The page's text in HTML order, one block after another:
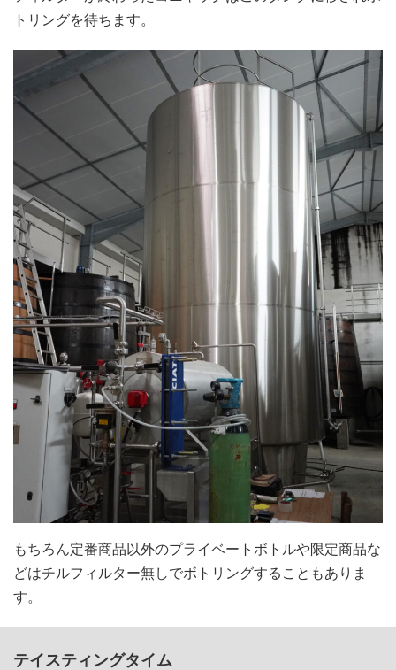
トリングを待ちます。
もちろん定番商品以外のプライベートボトルや限定商品な
どはチルフィルター無しでボトリングすることもありま
す。
テイスティングタイム